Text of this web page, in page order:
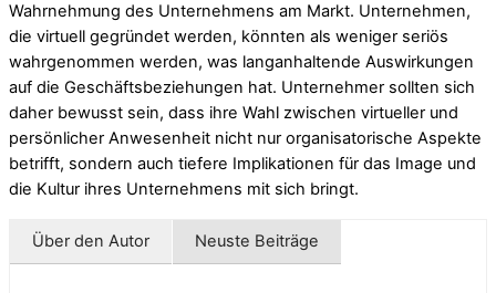
Wahrnehmung des Unternehmens am Markt. Unternehmen,
die virtuell gegründet werden, könnten als weniger seriös
wahrgenommen werden, was langanhaltende Auswirkungen
auf die Geschäftsbeziehungen hat. Unternehmer sollten sich
daher bewusst sein, dass ihre Wahl zwischen virtueller und
persönlicher Anwesenheit nicht nur organisatorische Aspekte
betrifft, sondern auch tiefere Implikationen für das Image und
die Kultur ihres Unternehmens mit sich bringt.
Über den Autor Neuste Beiträge